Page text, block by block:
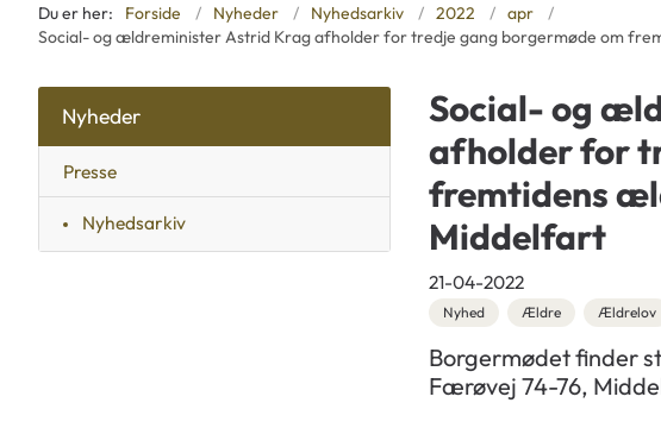
Du er her: Forside Nyheder Nyhedsarkiv 2022
apr
Social- og ældreminister Astrid Krag afholder for tredje gang borgermøde om
Nyheder
Presse
Nyhedsarkiv
Social- og
afholder for
fremtidens
Middelfart
21-04-2022
Nyhed Ældre Ældrelov
Borgermødet finder
Færøvej 74-76,